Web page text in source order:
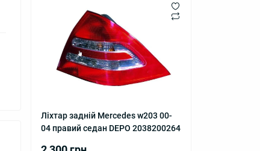
Ліхтар задній Mercedes w203 00-
04 правий седан DEPO 2038200264